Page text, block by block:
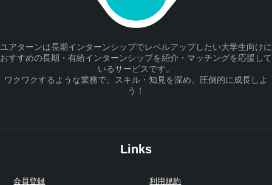
ユアターンは長期インターンシップでレベルアップしたい大学生向けに
おすすめの長期・有給インターンシップを紹介・マッチングを応援して
いるサービスです。
ワクワクするような業務で、スキル・知見を深め、圧倒的に成長しよ
う！
Links
会員登録 利用規約